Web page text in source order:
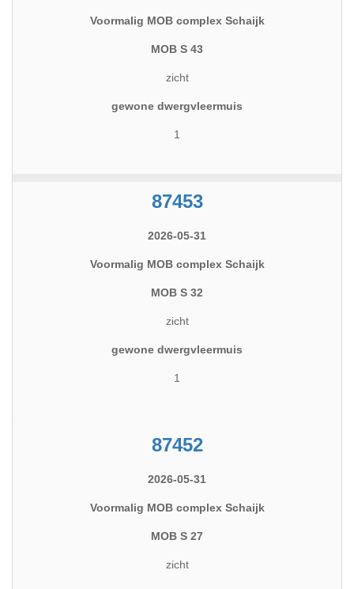
Voormalig MOB complex Schaijk
MOB S 43
zicht
gewone dwergvleermuis
1
87453
2026-05-31
Voormalig MOB complex Schaijk
MOB S 32
zicht
gewone dwergvleermuis
1
87452
2026-05-31
Voormalig MOB complex Schaijk
MOB S 27
zicht